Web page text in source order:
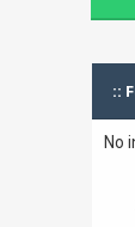
::
No